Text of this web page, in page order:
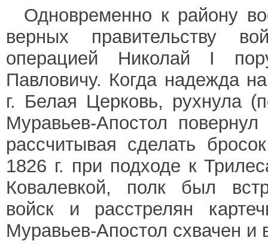
Одновременно к району
верных правительству
операцией Николай I
Павловичу. Когда надежда
г. Белая Церковь, рухнула
Муравьев-Апостол
рассчитывая сделать
1826 г. при подходе к
Ковалевкой, полк был
войск и расстрелян
Муравьев-Апостол схвачен и